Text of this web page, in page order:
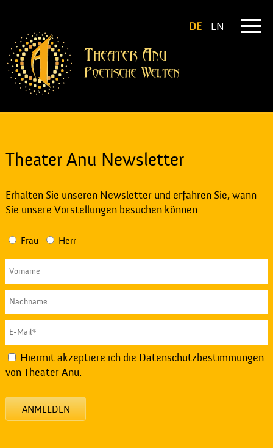
DE EN
Theater Anu Newsletter
Erhalten Sie unseren Newsletter und erfahren Sie, wann
Sie unsere Vorstellungen besuchen können.
Frau Herr
Hiermit akzeptiere ich die Datenschutzbestimmungen
von Theater Anu.
ANMELDEN